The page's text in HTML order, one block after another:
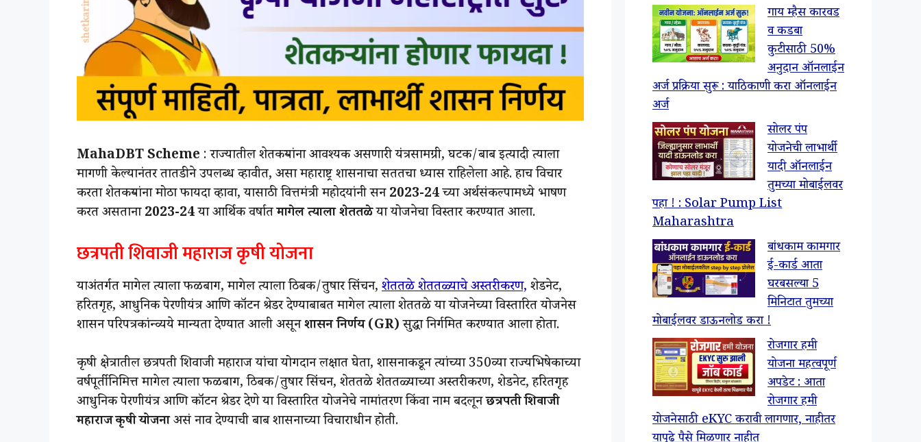
MahaDBT Scheme : राज्यातील शेतकऱ्यांना आवश्यक असणारी यंत्रसामग्री, घटक/बाब इत्यादी त्याला
मागणी केल्यानंतर तातडीने उपलब्ध व्हावीत, असा महाराष्ट्र शासनाचा सततचा ध्यास राहिलेला आहे. हाच विचार
करता शेतकऱ्यांना मोठा फायदा व्हावा, यासाठी वित्तमंत्री महोदयांनी सन2023-24च्या अर्थसंकल्पामध्ये भाषण
करत असताना2023-24या आर्थिक वर्षातमागेल त्याला शेततळेया योजनेचा विस्तार करण्यात आला.
छत्रपती शिवाजी महाराज कृषी योजना
याअंतर्गत मागेल त्याला फळबाग, मागेल त्याला ठिबक/तुषार सिंचन, शेततळे शेततळ्याचे अस्तरीकरण, शेडनेट,
हरितगृह, आधुनिक पेरणीयंत्र आणि कॉटन श्रेडर देण्याबाबत मागेल त्याला शेततळे या योजनेच्या विस्तारित योजनेस
शासन परिपत्रकांन्व्यये मान्यता देण्यात आली असूनशासन निर्णय (GR)सुद्धा निर्गमित करण्यात आला होता.
कृषी क्षेत्रातील छत्रपती शिवाजी महाराज यांचा योगदान लक्षात घेता, शासनाकडून त्यांच्या 350व्या राज्यभिषेकाच्या
वर्षपूर्तीनिमित्त मागेल त्याला फळबाग, ठिबक/तुषार सिंचन, शेततळे शेततळ्याच्या अस्तरीकरण, शेडनेट, हरितगृह
आधुनिक पेरणीयंत्र आणि कॉटन श्रेडर देणे या विस्तारित योजनेचे नामांतरण किंवा नाम बदलूनछत्रपती शिवाजी
महाराज कृषी योजनाअसं नाव देण्याची बाब शासनाच्या विचाराधीन होती.
गाय म्हैस कारवड
व कडबा
कुटीसाठी 50%
अनुदान ऑनलाईन
अर्ज प्रक्रिया सुरू : याठिकाणी करा ऑनलाईन
अर्ज
सोलर पंप
योजनेची लाभार्थी
यादी ऑनलाईन
तुमच्या मोबाईलवर
पहा ! : Solar Pump List
Maharashtra
बांधकाम कामगार
ई-कार्ड आता
घरबसल्या 5
मिनिटात तुमच्या
मोबाईलवर डाऊनलोड करा !
रोजगार हमी
योजना महत्वपूर्ण
अपडेट : आता
रोजगार हमी
योजनेसाठी eKYC करावी लागणार, नाहीतर